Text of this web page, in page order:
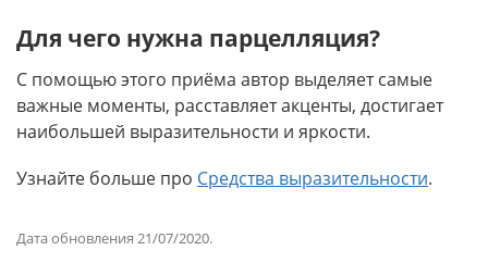
Для чего нужна парцелляция?
С помощью этого приёма автор выделяет самые
важные моменты, расставляет акценты, достигает
наибольшей выразительности и яркости.
Узнайте больше про Средства выразительности.
Дата обновления 21/07/2020.